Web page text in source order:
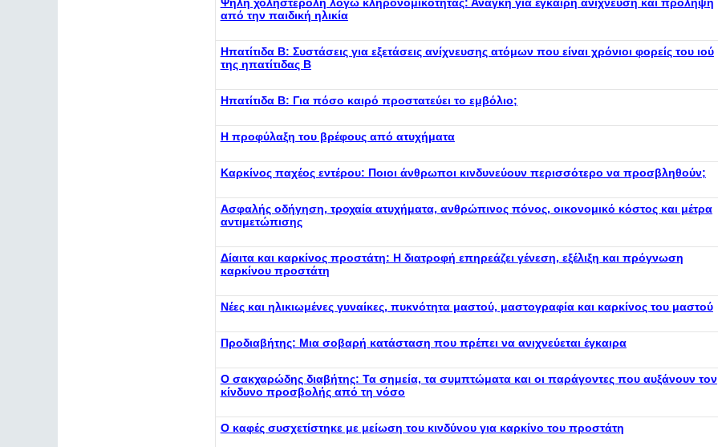
Ψηλή χοληστερόλη λόγω κληρονομικότητας: Ανάγκη για έγκαιρη ανίχνευση και πρόληψη
από την παιδική ηλικία
Ηπατίτιδα Β: Συστάσεις για εξετάσεις ανίχνευσης ατόμων που είναι χρόνιοι φορείς του ιού
της ηπατίτιδας Β
Ηπατίτιδα Β: Για πόσο καιρό προστατεύει το εμβόλιο;
Η προφύλαξη του βρέφους από ατυχήματα
Καρκίνος παχέος εντέρου: Ποιοι άνθρωποι κινδυνεύουν περισσότερο να προσβληθούν;
Ασφαλής οδήγηση, τροχαία ατυχήματα, ανθρώπινος πόνος, οικονομικό κόστος και μέτρα
αντιμετώπισης
Δίαιτα και καρκίνος προστάτη: Η διατροφή επηρεάζει γένεση, εξέλιξη και πρόγνωση
καρκίνου προστάτη
Νέες και ηλικιωμένες γυναίκες, πυκνότητα μαστού, μαστογραφία και καρκίνος του μαστού
Προδιαβήτης: Μια σοβαρή κατάσταση που πρέπει να ανιχνεύεται έγκαιρα
Ο σακχαρώδης διαβήτης: Τα σημεία, τα συμπτώματα και οι παράγοντες που αυξάνουν τον
κίνδυνο προσβολής από τη νόσο
Ο καφές συσχετίστηκε με μείωση του κινδύνου για καρκίνο του προστάτη